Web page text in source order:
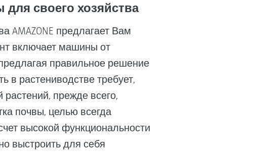
своего хозяйства
AMAZONE предлагает Вам
включает машины от
правильное решение
в растениводстве требует,
прежде всего,
почвы, целью всегда
высокой функциональности
выстроить для себя